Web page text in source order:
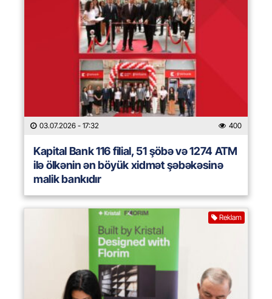
03.07.2026 - 17:32 400
Kapital Bank 116 filial, 51 şöbə və 1274 ATM
ilə ölkənin ən böyük xidmət şəbəkəsinə
malik bankıdır
Reklam